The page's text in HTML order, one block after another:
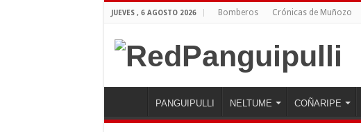
JUEVES , 6 AGOSTO 2026 Bomberos Crónicas de Muñozo
PANGUIPULLI NELTUME COÑARIPE